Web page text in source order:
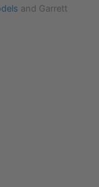
and Garrett